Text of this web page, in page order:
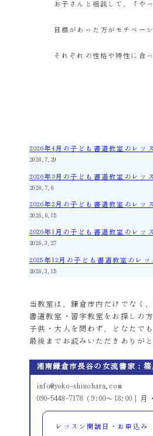
お子さんと相談して、「や
目標があった方がモチベー
それぞれの性格や特性に合
2026年4月の子ども書道教室のレッ
2026.7.29
2026年3月の子ども書道教室のレッ
2026.7.6
2026年2月の子ども書道教室のレッ
2026.6.15
2026年1月の子ども書道教室のレッ
2026.3.27
2025年12月の子ども書道教室のレッ
2026.3.15
当教室は、鎌倉市内だけでなく
書道教室・習字教室をお探しの
子供・大人を問わず、どなたで
最後までお読みいただきありが
湘南鎌倉市長谷の女流書家：
info@yoko-shinohara.com
090-5448-7178（9:00～18:00｜
レッスン開講日・お申込み